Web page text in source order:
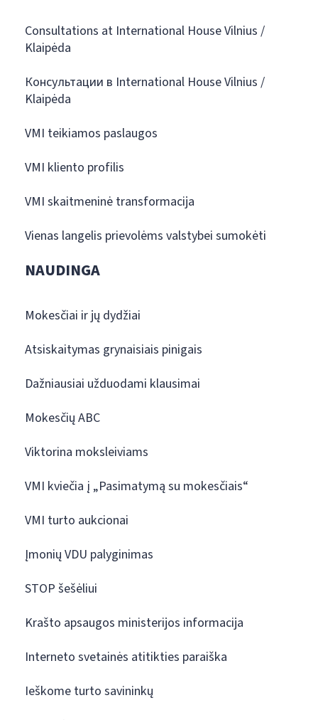
Consultations at International House Vilnius /
Klaipėda
Консультации в International House Vilnius /
Klaipėda
VMI teikiamos paslaugos
VMI kliento profilis
VMI skaitmeninė transformacija
Vienas langelis prievolėms valstybei sumokėti
NAUDINGA
Mokesčiai ir jų dydžiai
Atsiskaitymas grynaisiais pinigais
Dažniausiai užduodami klausimai
Mokesčių ABC
Viktorina moksleiviams
VMI kviečia į „Pasimatymą su mokesčiais“
VMI turto aukcionai
Įmonių VDU palyginimas
STOP šešėliui
Krašto apsaugos ministerijos informacija
Interneto svetainės atitikties paraiška
Ieškome turto savininkų